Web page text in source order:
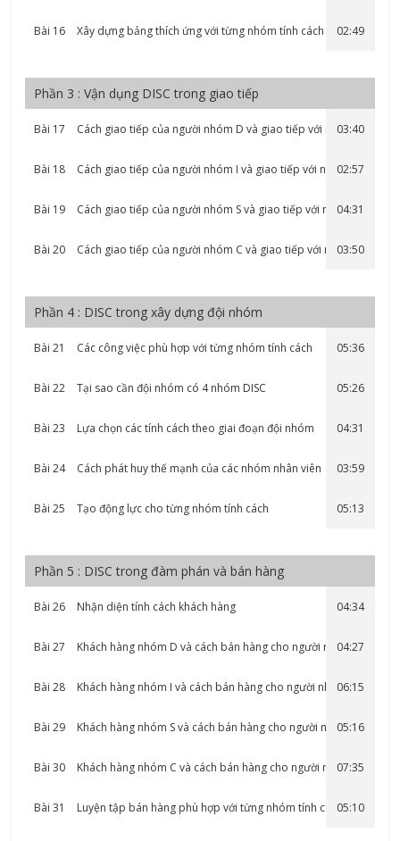
Bài 16 Xây dựng bảng thích ứng với từng nhóm tính cách 02:49
Phần 3 : Vận dụng DISC trong giao tiếp
Bài 17 Cách giao tiếp của người nhóm D và giao tiếp với người
nhóm D như thế…
03:40
Bài 18 Cách giao tiếp của người nhóm I và giao tiếp với người
nhóm I như thế…
02:57
Bài 19 Cách giao tiếp của người nhóm S và giao tiếp với người
nhóm S như thế…
04:31
Bài 20 Cách giao tiếp của người nhóm C và giao tiếp với người
03:50
Phần 4 : DISC trong xây dựng đội nhóm
Bài 21 Các công việc phù hợp với từng nhóm tính cách 05:36
Bài 22 Tại sao cần đội nhóm có 4 nhóm DISC 05:26
Bài 23 Lựa chọn các tính cách theo giai đoạn đội nhóm 04:31
Bài 24 Cách phát huy thế mạnh của các nhóm nhân viên 03:59
Bài 25 Tạo động lực cho từng nhóm tính cách 05:13
Phần 5 : DISC trong đàm phán và bán hàng
Bài 26 Nhận diện tính cách khách hàng 04:34
Bài 27 Khách hàng nhóm D và cách bán hàng cho người nhóm D
04:27
Bài 28 Khách hàng nhóm I và cách bán hàng cho người nhóm I
06:15
Bài 29 Khách hàng nhóm S và cách bán hàng cho người nhóm S
05:16
Bài 30 Khách hàng nhóm C và cách bán hàng cho người nhóm C
07:35
Bài 31 Luyện tập bán hàng phù hợp với từng nhóm tính cách05:10